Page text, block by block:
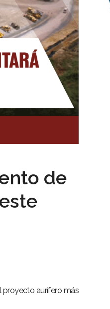
de
proyecto aurífero más